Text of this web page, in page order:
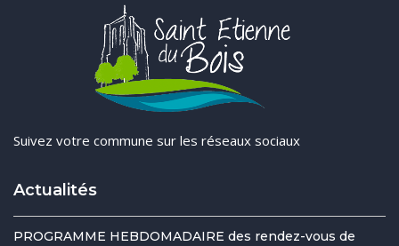
Suivez votre commune sur les réseaux sociaux
Actualités
PROGRAMME HEBDOMADAIRE des rendez-vous de